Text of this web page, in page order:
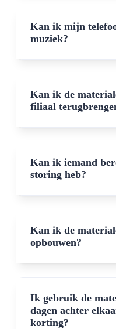
Kan ik mijn
muziek?
Kan ik de
filiaal
Kan ik iemand
storing heb?
Kan ik de
opbouwen?
Ik gebruik de
dagen achter
korting?